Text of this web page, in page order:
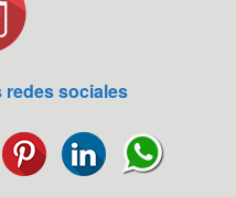
redes sociales